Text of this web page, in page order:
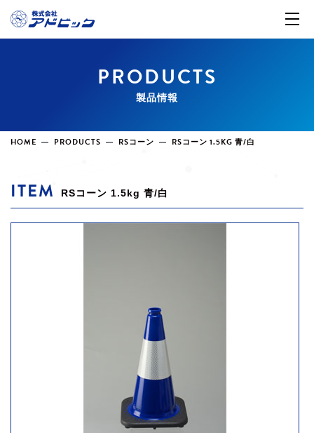
PRODUCTS
製品情報
HOME PRODUCTS RSコーン RSコーン 1.5KG 青/白
ITEM RSコーン 1.5kg 青/白